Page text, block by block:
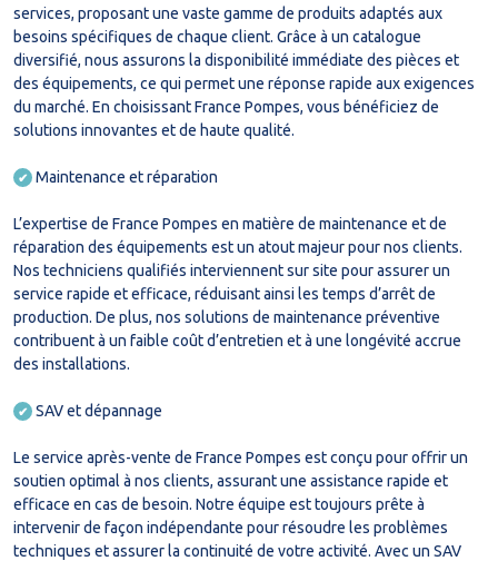
services, proposant une vaste gamme de produits adaptés aux
besoins spécifiques de chaque client. Grâce à un catalogue
diversifié, nous assurons la disponibilité immédiate des pièces et
des équipements, ce qui permet une réponse rapide aux exigences
du marché. En choisissant France Pompes, vous bénéficiez de
solutions innovantes et de haute qualité.
✔ Maintenance et réparation
L’expertise de France Pompes en matière de maintenance et de
réparation des équipements est un atout majeur pour nos clients.
Nos techniciens qualifiés interviennent sur site pour assurer un
service rapide et efficace, réduisant ainsi les temps d’arrêt de
production. De plus, nos solutions de maintenance préventive
contribuent à un faible coût d’entretien et à une longévité accrue
des installations.
✔ SAV et dépannage
Le service après-vente de France Pompes est conçu pour offrir un
soutien optimal à nos clients, assurant une assistance rapide et
efficace en cas de besoin. Notre équipe est toujours prête à
intervenir de façon indépendante pour résoudre les problèmes
techniques et assurer la continuité de votre activité. Avec un SAV